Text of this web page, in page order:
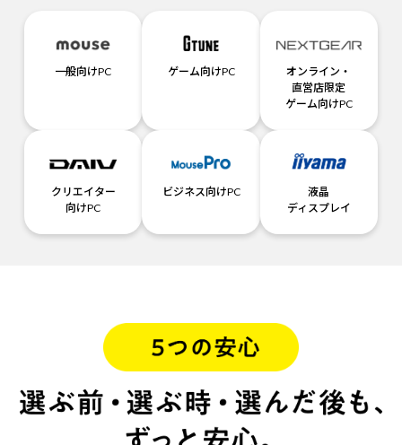
一般向けPC ゲーム向けPC
オンライン・
直営店限定
ゲーム向けPC
クリエイター
向けPC
ビジネス向けPC
液晶
ディスプレイ